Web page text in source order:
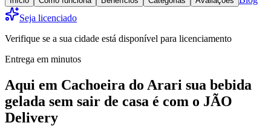
Seja licenciado
Verifique se a sua cidade está disponível para licenciamento
Entrega em minutos
Aqui em Cachoeira do Arari sua bebida
gelada sem sair de casa é com o JÃO
Delivery